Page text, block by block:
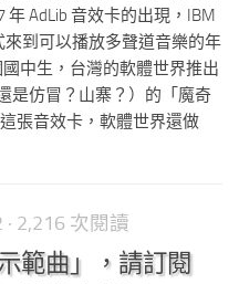
年 AdLib 音效卡的出現，IBM
來到可以播放多聲道音樂的年
中生，台灣的軟體世界推出
是仿冒？山寨？）的「魔奇
張音效卡，軟體世界還做
· 2,216 次閱讀
範曲」，請訂閱